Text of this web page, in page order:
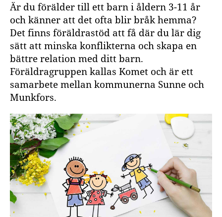
Är du förälder till ett barn i åldern 3-11 år
och känner att det ofta blir bråk hemma?
Det finns föräldrastöd att få där du lär dig
sätt att minska konflikterna och skapa en
bättre relation med ditt barn.
Föräldragruppen kallas Komet och är ett
samarbete mellan kommunerna Sunne och
Munkfors.